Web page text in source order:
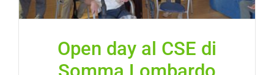
DOCUMENTI
CONTATTIOpen day al CSE di